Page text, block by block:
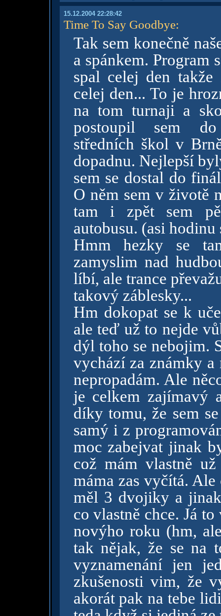
15.12.2004 22:28:42
Time To Say Goodbye:
Tak sem konečně
a spánkem. Program
spal celej den
celej den... To je
na tom turnaji a
postoupil sem do
středních škol v
dopadnu. Nejlepší
sem se dostal do
O něm sem v životě
tam i zpět sem
autobusu. (asi hodinu
Hmm hezky se
zamyslim nad
líbí, ale trance
takový záblesky...
Hm dokopat se k
ale teď už to nejde
dýl toho se nebojim.
vychází za známky a
nepropadám. Ale
je celkem zajímavý
díky tomu, že sem
samý i z
moc zabejvat jinak
což mám vlastně
máma zas vyčítá.
měl 3 dvojiky a
co vlastně chce. Já
novýho roku (hm,
tak nějak, že se na
vyznamenání jen
zkušenosti vim, že
akorát pak na tebe